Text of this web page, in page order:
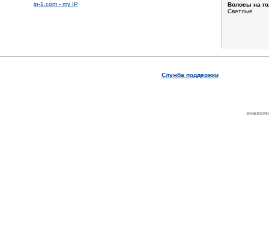
ip-1.com - my IP
Волосы на
Светлые
Служба поддержки